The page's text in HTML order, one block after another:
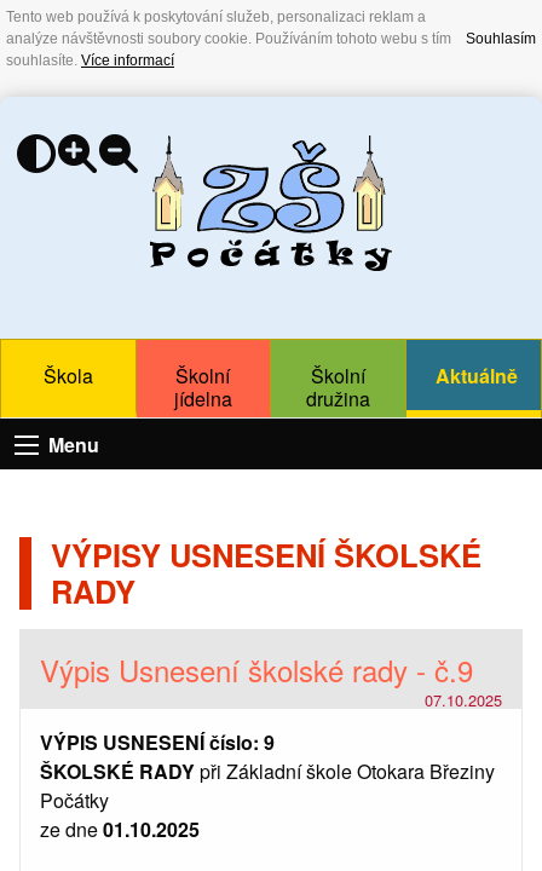
Tento web používá k poskytování služeb, personalizaci reklam a
analýze návštěvnosti soubory cookie. Používáním tohoto webu s tím
souhlasíte. Více informací
Souhlasím
Škola
Školní
jídelna
Školní
družina
Aktuálně
Menu
VÝPISY USNESENÍ ŠKOLSKÉ
RADY
Výpis Usnesení školské rady - č.9
07.10.2025
VÝPIS USNESENÍ číslo: 9
ŠKOLSKÉ RADYpři Základní škole Otokara Březiny
Počátky
ze dne01.10.2025